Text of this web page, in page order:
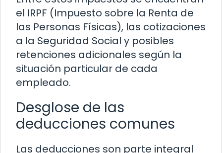
el IRPF (Impuesto sobre la Renta de
las Personas Físicas), las cotizaciones
a la Seguridad Social y posibles
retenciones adicionales según la
situación particular de cada
empleado.
Desglose de las
deducciones comunes
Las deducciones son parte integral